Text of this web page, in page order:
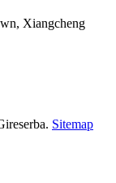
Xiangcheng
Sitemap